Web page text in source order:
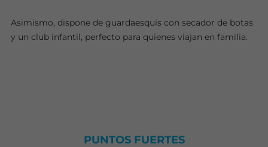
Asimismo, dispone de guardaesquís con secador de botas
y un club infantil, perfecto para quienes viajan en familia.
PUNTOS FUERTES